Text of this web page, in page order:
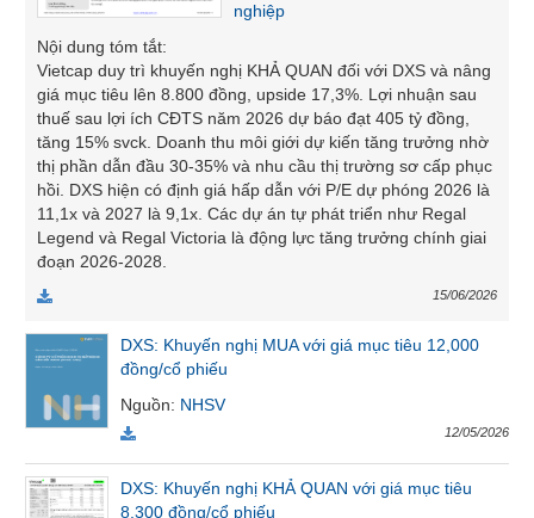
nghiệp
Nội dung tóm tắt:
Vietcap duy trì khuyến nghị KHẢ QUAN đối với DXS và nâng
giá mục tiêu lên 8.800 đồng, upside 17,3%. Lợi nhuận sau
thuế sau lợi ích CĐTS năm 2026 dự báo đạt 405 tỷ đồng,
tăng 15% svck. Doanh thu môi giới dự kiến tăng trưởng nhờ
thị phần dẫn đầu 30-35% và nhu cầu thị trường sơ cấp phục
hồi. DXS hiện có định giá hấp dẫn với P/E dự phóng 2026 là
11,1x và 2027 là 9,1x. Các dự án tự phát triển như Regal
Legend và Regal Victoria là động lực tăng trưởng chính giai
đoạn 2026-2028.
15/06/2026
DXS: Khuyến nghị MUA với giá mục tiêu 12,000
đồng/cổ phiếu
Nguồn: NHSV
12/05/2026
DXS: Khuyến nghị KHẢ QUAN với giá mục tiêu
8,300 đồng/cổ phiếu
CHĂM
SÓC
SỨC
KHỎE
TÀI
CHÍNH
CÔNG
THÔNG
TIN